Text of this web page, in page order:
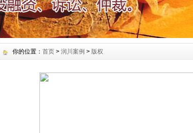
你的位置： 首页 > 润川案例 > 版权